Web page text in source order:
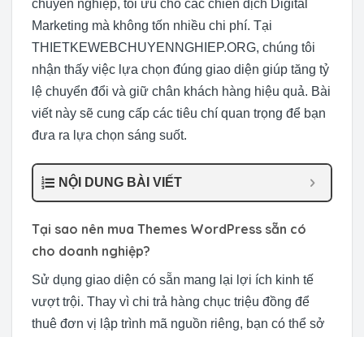
chuyên nghiệp, tối ưu cho các chiến dịch Digital
Marketing mà không tốn nhiều chi phí. Tại
THIETKEWEBCHUYENNGHIEP.ORG, chúng tôi
nhận thấy việc lựa chọn đúng giao diện giúp tăng tỷ
lệ chuyển đổi và giữ chân khách hàng hiệu quả. Bài
viết này sẽ cung cấp các tiêu chí quan trọng để bạn
đưa ra lựa chọn sáng suốt.
NỘI DUNG BÀI VIẾT
Tại sao nên mua Themes WordPress sẵn có
cho doanh nghiệp?
Sử dụng giao diện có sẵn mang lại lợi ích kinh tế
vượt trội. Thay vì chi trả hàng chục triệu đồng để
thuê đơn vị lập trình mã nguồn riêng, bạn có thể sở